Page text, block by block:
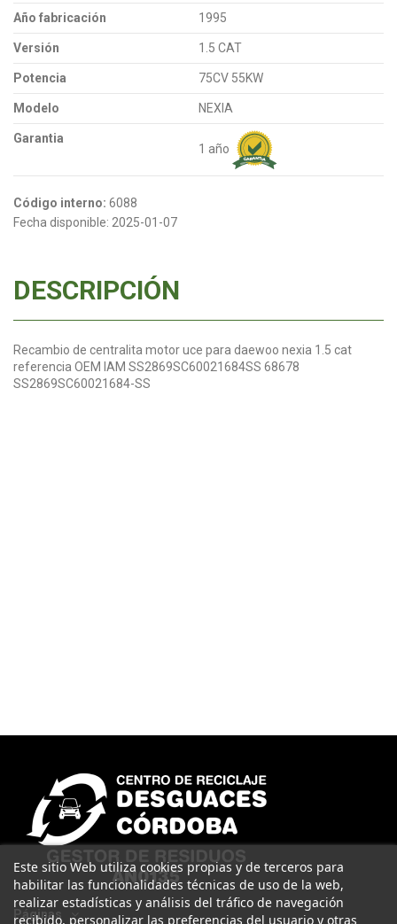
Año fabricación 1995
Versión 1.5 CAT
Potencia 75CV 55KW
Modelo NEXIA
Garantia
1 año
Código interno: 6088
Fecha disponible: 2025-01-07
DESCRIPCIÓN
Recambio de centralita motor uce para daewoo nexia 1.5 cat
referencia OEM IAM SS2869SC60021684SS 68678
SS2869SC60021684-SS
Páginas
Este sitio Web utiliza cookies propias y de terceros para
habilitar las funcionalidades técnicas de uso de la web,
realizar estadísticas y análisis del tráfico de navegación
recibido, personalizar las preferencias del usuario y otras